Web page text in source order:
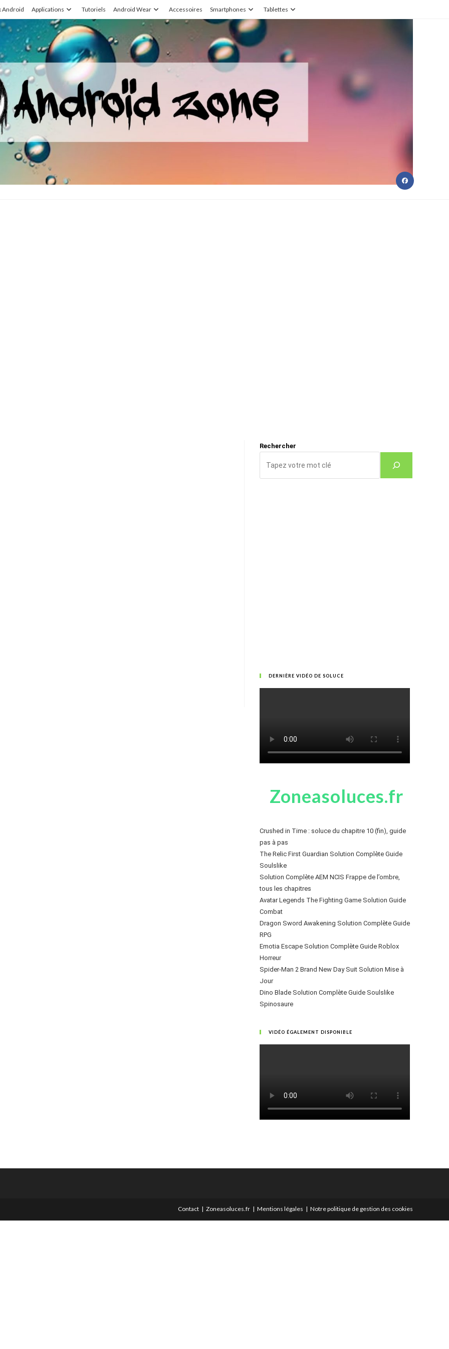
Android Applications Tutoriels Android Wear Accessoires Smartphones Tablettes
Rechercher
DERNIÈRE VIDÉO DE SOLUCE
Zoneasoluces.fr
Crushed in Time : soluce du chapitre 10 (fin), guide
pas à pas
The Relic First Guardian Solution Complète Guide
Soulslike
Solution Complète AEM NCIS Frappe de l’ombre,
tous les chapitres
Avatar Legends The Fighting Game Solution Guide
Combat
Dragon Sword Awakening Solution Complète Guide
RPG
Emotia Escape Solution Complète Guide Roblox
Horreur
Spider-Man 2 Brand New Day Suit Solution Mise à
Jour
Dino Blade Solution Complète Guide Soulslike
Spinosaure
VIDÉO ÉGALEMENT DISPONIBLE
Contact Zoneasoluces.fr Mentions légales Notre politique de gestion des cookies